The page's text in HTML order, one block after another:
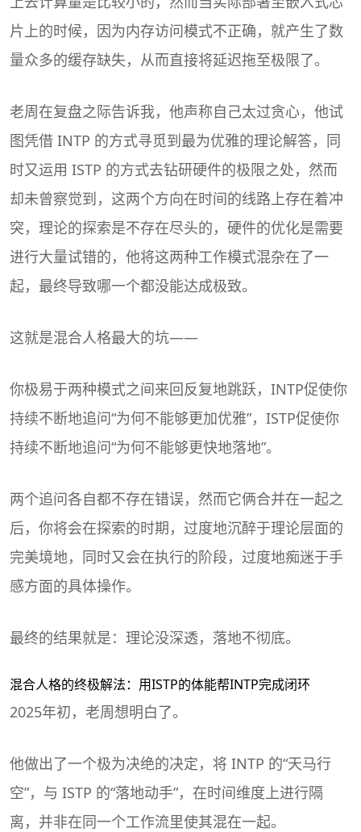
片上的时候，因为内存访问模式不正确，就产生了数
量众多的缓存缺失，从而直接将延迟拖至极限了。
老周在复盘之际告诉我，他声称自己太过贪心，他试
图凭借 INTP 的方式寻觅到最为优雅的理论解答，同
时又运用 ISTP 的方式去钻研硬件的极限之处，然而
却未曾察觉到，这两个方向在时间的线路上存在着冲
突，理论的探索是不存在尽头的，硬件的优化是需要
进行大量试错的，他将这两种工作模式混杂在了一
起，最终导致哪一个都没能达成极致。
这就是混合人格最大的坑——
你极易于两种模式之间来回反复地跳跃，INTP促使你
持续不断地追问“为何不能够更加优雅”，ISTP促使你
持续不断地追问“为何不能够更快地落地”。
两个追问各自都不存在错误，然而它俩合并在一起之
后，你将会在探索的时期，过度地沉醉于理论层面的
完美境地，同时又会在执行的阶段，过度地痴迷于手
感方面的具体操作。
最终的结果就是：理论没深透，落地不彻底。
混合人格的终极解法：用ISTP的体能帮INTP完成闭环
2025年初，老周想明白了。
他做出了一个极为决绝的决定，将 INTP 的“天马行
空”，与 ISTP 的“落地动手”，在时间维度上进行隔
离，并非在同一个工作流里使其混在一起。